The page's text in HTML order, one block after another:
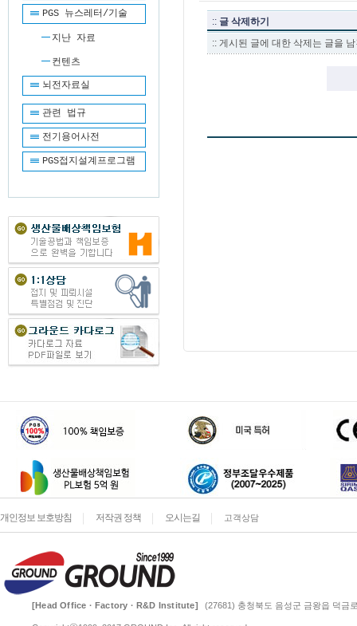
PGS 뉴스레터/기술
지난 자료
컨텐츠
뇌전자료실
관련 법규
전기용어사전
PGS접지설계프로그램
:: 글 삭제하기
:: 게시된 글에 대한 삭제는 글을
개인정보 보호방침 저작권 정책 오시는길 고객상담
[Head Office · Factory · R&D Institute] (27681) 충청북도 음성군 금왕읍 덕금